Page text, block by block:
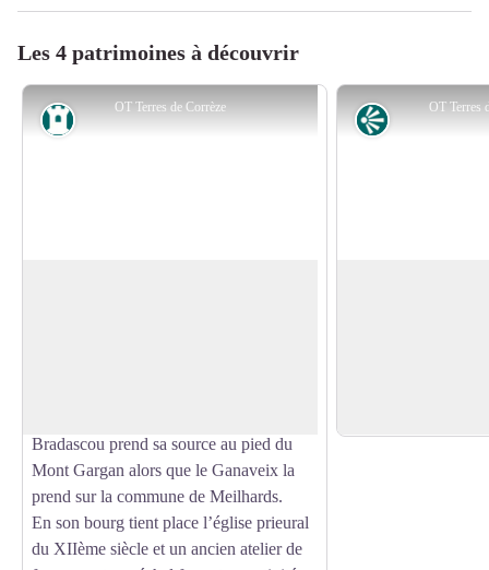
Les 4 patrimoines à découvrir
OT Terres de Corrèze
Patrimoine
Bradascou prend sa source au pied du
Mont Gargan alors que le Ganaveix la
prend sur la commune de Meilhards.
En son bourg tient place l’église prieural
du XIIème siècle et un ancien atelier de
OT Terres
Point de vue